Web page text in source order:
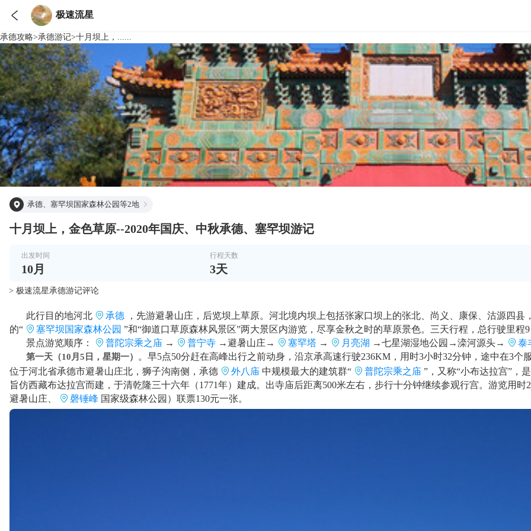
 极速流星
承德攻略>承德游记>十月坝上，......
承德、塞罕坝国家森林公园等2地
十月坝上，金色草原--2020年国庆、中秋承德、塞罕坝游记
出发时间
10月
行程天数
3天
> 极速流星承德游记评论
此行目的地河北 承德
，先游避暑山庄，后览坝上草原。河北境内坝上包括张家口坝上的张北、尚义、康保、沽源四县
的“
塞罕坝国家森林公园 ”和“御道口草原森林风景区”两大景区内游览，尽享金秋之时的草原景色。三天行程，总行驶里程
景点游览顺序：
普陀宗乘之庙 → 普宁寺 →避暑山庄→ 塞罕塔 → 月亮湖 →七星湖湿地公园→滦河源头→ 泰
第一天（10月5日，星期一）
。早5点50分赶在高峰出行之前动身，沿京承高速行驶236KM，用时3小时32分钟，途中在3个
位于河北省承德市避暑山庄北，狮子沟南侧，承德
外八庙 中规模最大的建筑群“ 普陀宗乘之庙 ”，又称“小布达拉宫”，
旨仿西藏布达拉宫而建，于清乾隆三十六年（1771年）建成。出寺庙后距离500米左右，步行十分钟继续参观行宫。游览用
避暑山庄、
磬锤峰 国家级森林公园）联票130元一张。